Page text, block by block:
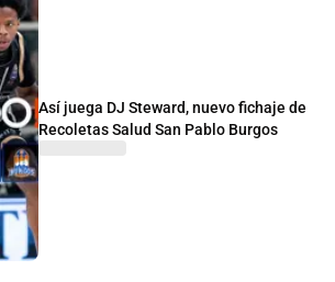
Así juega DJ Steward, nuevo fichaje de
Recoletas Salud San Pablo Burgos